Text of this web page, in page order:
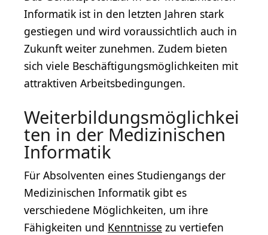
Informatik ist in den letzten Jahren stark
gestiegen und wird voraussichtlich auch in
Zukunft weiter zunehmen. Zudem bieten
sich viele Beschäftigungsmöglichkeiten mit
attraktiven Arbeitsbedingungen.
Weiterbildungsmöglichkei
ten in der Medizinischen
Informatik
Für Absolventen eines Studiengangs der
Medizinischen Informatik gibt es
verschiedene Möglichkeiten, um ihre
Fähigkeiten und Kenntnisse zu vertiefen